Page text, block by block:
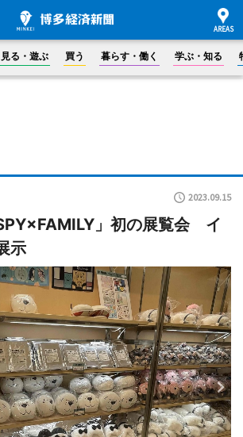
見る・遊ぶ 買う 暮らす・働く 学ぶ・知る
2023.09.15
」初の展覧会 イ
示